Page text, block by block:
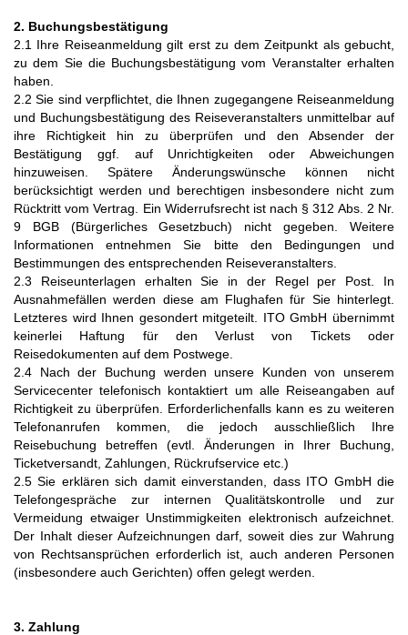
2. Buchungsbestätigung
2.1 Ihre Reiseanmeldung gilt erst zu dem Zeitpunkt als gebucht,
zu dem Sie die Buchungsbestätigung vom Veranstalter erhalten
haben.
2.2 Sie sind verpflichtet, die Ihnen zugegangene Reiseanmeldung
und Buchungsbestätigung des Reiseveranstalters unmittelbar auf
ihre Richtigkeit hin zu überprüfen und den Absender der
Bestätigung ggf. auf Unrichtigkeiten oder Abweichungen
hinzuweisen. Spätere Änderungswünsche können nicht
berücksichtigt werden und berechtigen insbesondere nicht zum
Rücktritt vom Vertrag. Ein Widerrufsrecht ist nach § 312 Abs. 2 Nr.
9 BGB (Bürgerliches Gesetzbuch) nicht gegeben. Weitere
Informationen entnehmen Sie bitte den Bedingungen und
Bestimmungen des entsprechenden Reiseveranstalters.
2.3 Reiseunterlagen erhalten Sie in der Regel per Post. In
Ausnahmefällen werden diese am Flughafen für Sie hinterlegt.
Letzteres wird Ihnen gesondert mitgeteilt. ITO GmbH übernimmt
keinerlei Haftung für den Verlust von Tickets oder
Reisedokumenten auf dem Postwege.
2.4 Nach der Buchung werden unsere Kunden von unserem
Servicecenter telefonisch kontaktiert um alle Reiseangaben auf
Richtigkeit zu überprüfen. Erforderlichenfalls kann es zu weiteren
Telefonanrufen kommen, die jedoch ausschließlich Ihre
Reisebuchung betreffen (evtl. Änderungen in Ihrer Buchung,
Ticketversandt, Zahlungen, Rückrufservice etc.)
2.5 Sie erklären sich damit einverstanden, dass ITO GmbH die
Telefongespräche zur internen Qualitätskontrolle und zur
Vermeidung etwaiger Unstimmigkeiten elektronisch aufzeichnet.
Der Inhalt dieser Aufzeichnungen darf, soweit dies zur Wahrung
von Rechtsansprüchen erforderlich ist, auch anderen Personen
(insbesondere auch Gerichten) offen gelegt werden.
3. Zahlung